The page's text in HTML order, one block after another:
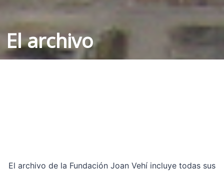
El archivo
El archivo de la Fundación Joan Vehí incluye todas sus